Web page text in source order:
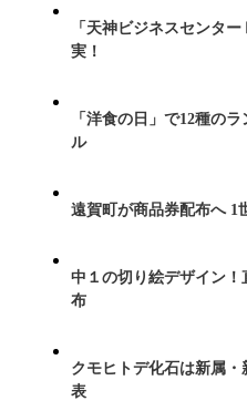
「天神ビジネスセンタ
実！
「洋食の日」で12種の
ル
遠賀町が商品券配布へ 1
中１の切り絵デザイン
布
クモヒトデ化石は新属
表